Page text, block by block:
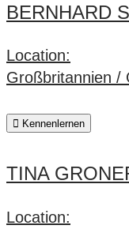
BERNHARD
Location:
Großbritannien /
Kennenlernen
TINA
Location: